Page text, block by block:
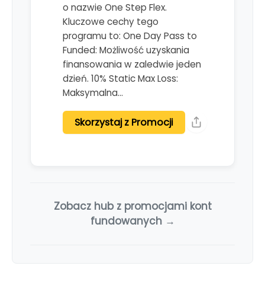
o nazwie One Step Flex.
Kluczowe cechy tego
programu to: One Day Pass to
Funded: Możliwość uzyskania
finansowania w zaledwie jeden
dzień. 10% Static Max Loss:
Maksymalna…
Skorzystaj z Promocji
Zobacz hub z promocjami kont
fundowanych →